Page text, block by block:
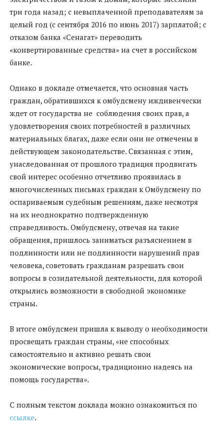
три года назад; с невыплаченной преподавателям за
целый год (с сентября 2016 по июнь 2017) зарплатой; с
отказом банка «Сенагат» переводить
«конвертированные средства» на счет в российском
банке.
Однако в докладе отмечается, что основная часть
граждан, обратившихся к омбудсмену иждивенчески
ждет от государства не соблюдения своих прав, а
удовлетворения своих потребностей в различных
материальных благах, даже если они не отмечены в
действующем законодательстве. Связанная с этим,
унаследованная от прошлого традиция продвигать
свой интерес особенно отчетливо проявилась в
многочисленных письмах граждан к Омбудсмену по
оспариваемым судебным решениям, даже несмотря
на их неоднократно подтвержденную
справедливость. Омбудсмену, отвечая на такие
обращения, пришлось заниматься разъяснением в
подлинности или не подлинности нарушений прав
человека, советовать гражданам разрешать свои
вопросы в созидательной деятельности, для которой
открылись возможности в свободной экономике
страны.
В итоге омбудсмен пришла к выводу о необходимости
просвещать граждан страны, «не способных
самостоятельно и активно решать свои
экономические вопросы, традиционно надеясь на
помощь государства».
С полным текстом доклада можно ознакомиться по
ссылке.